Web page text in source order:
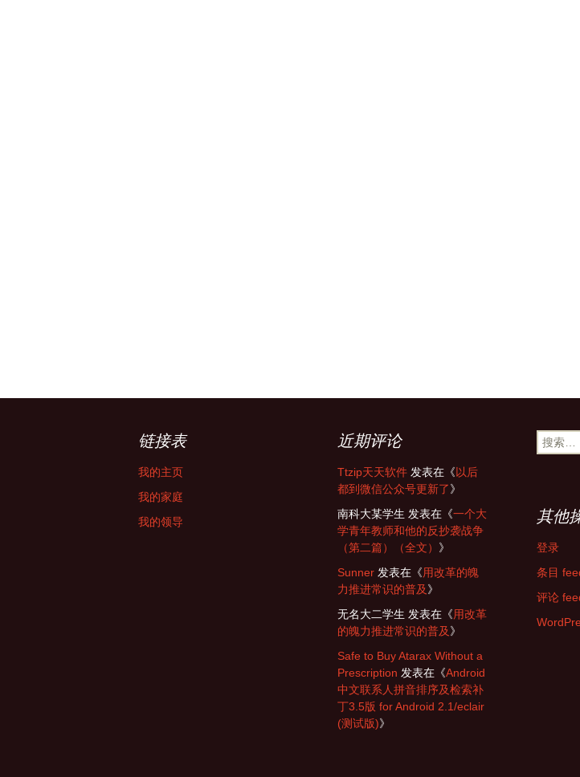
链接表
我的主页
我的家庭
我的领导
近期评论
Ttzip天天软件 发表在《以后
都到微信公众号更新了》
南科大某学生 发表在《一个大
学青年教师和他的反抄袭战争
（第二篇）（全文） 》
Sunner 发表在《用改革的魄
力推进常识的普及》
无名大二学生 发表在《用改革
的魄力推进常识的普及》
Safe to Buy Atarax Without a
Prescription 发表在《Android
中文联系人拼音排序及检索补
丁3.5版 for Android 2.1/eclair
(测试版)》
搜
索：
其他
登录
条目
评论